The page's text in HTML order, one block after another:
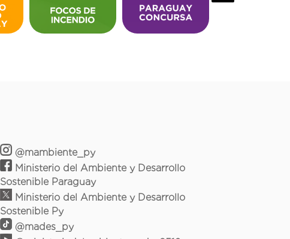
@mambiente_py
Ministerio del Ambiente y Desarrollo
Sostenible Paraguay
Ministerio del Ambiente y Desarrollo
Sostenible Py
@mades_py